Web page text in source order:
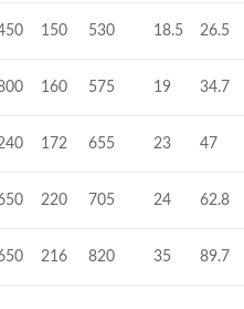
150 530 18.5 26.5
160 575 19 34.7
172 655 23 47
220 705 24 62.8
216 820 35 89.7